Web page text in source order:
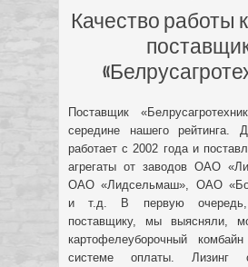
Качество работы
Поставщик
середине нашего рейтинга.
работает с 2002 года и
агрегаты от заводов ОАО
ОАО «Лидсельмаш», ОАО
и т.д. В первую
поставщику, мы выясняли,
картофелеуборочный
системе оплаты. Лизинг